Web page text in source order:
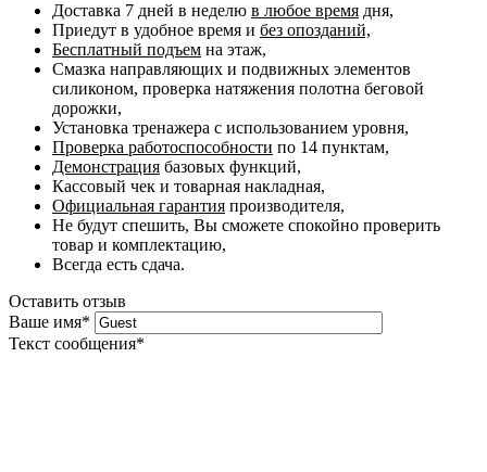
Доставка 7 дней в неделю в любое время дня,
Приедут в удобное время и без опозданий,
Бесплатный подъем на этаж,
Смазка направляющих и подвижных элементов
силиконом, проверка натяжения полотна беговой
дорожки,
Установка тренажера с использованием уровня,
Проверка работоспособности по 14 пунктам,
Демонстрация базовых функций,
Кассовый чек и товарная накладная,
Официальная гарантия производителя,
Не будут спешить, Вы сможете спокойно проверить
товар и комплектацию,
Всегда есть сдача.
Оставить отзыв
Ваше имя*
Текст сообщения*